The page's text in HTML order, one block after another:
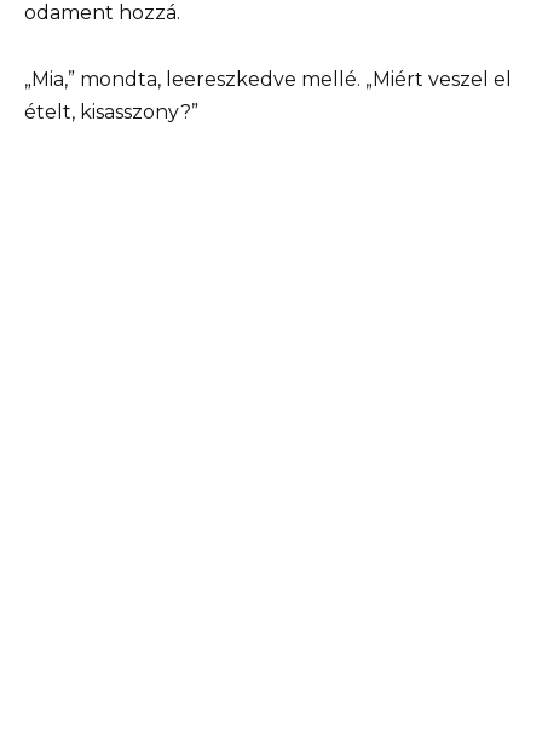
odament hozzá.
„Mia,” mondta, leereszkedve mellé. „Miért veszel el
ételt, kisasszony?”